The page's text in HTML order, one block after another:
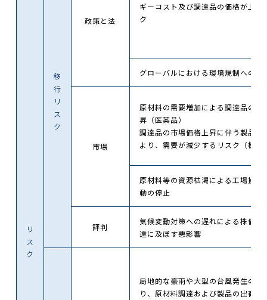
リ
ス
ク
移
行
リ
ス
ク
政策と法
ギーコスト及び調達品の価格が上昇
ク
グローバルにおける環境規制への対
市場
原材料の需要増加による調達品の市
昇（医薬品）
調達品の市場価格上昇に伴う製品の
より、需要が減少するリスク（機能
原材料等の資源枯渇による工場操業
動の停止
評判
気候変動対策への遅れによる株価及
達に及ぼす悪影響
局地的な豪雨や大型の台風発生の増
り、原材料調達および製品の出荷物